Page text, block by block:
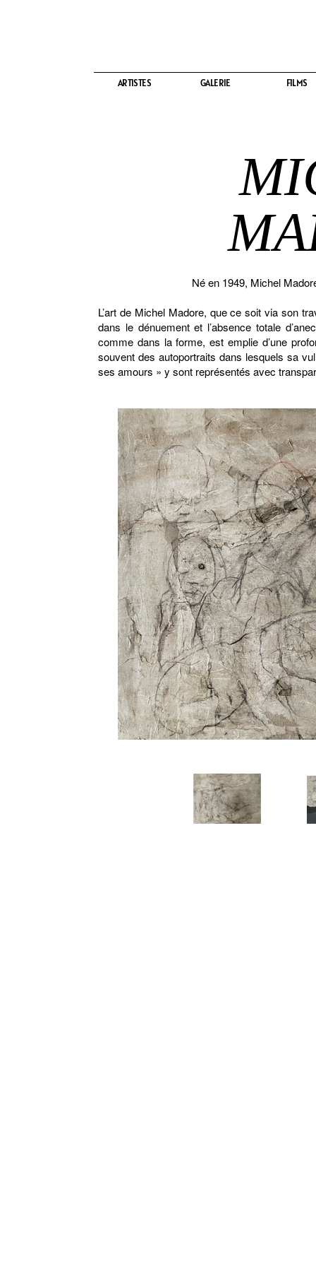
ARTISTES GALERIE FILMS
ARTISTES GALERIE FILMS
Né en 1949, Michel
L’art de Michel Madore, que ce soit via son
dans le dénuement et l’absence totale
comme dans la forme, est emplie d’une
souvent des autoportraits dans lesquels sa
ses amours » y sont représentés avec